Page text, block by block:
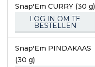
Snap'Em CURRY (30 g)
LOG IN OM TE
BESTELLEN
Snap'Em PINDAKAAS
(30 g)